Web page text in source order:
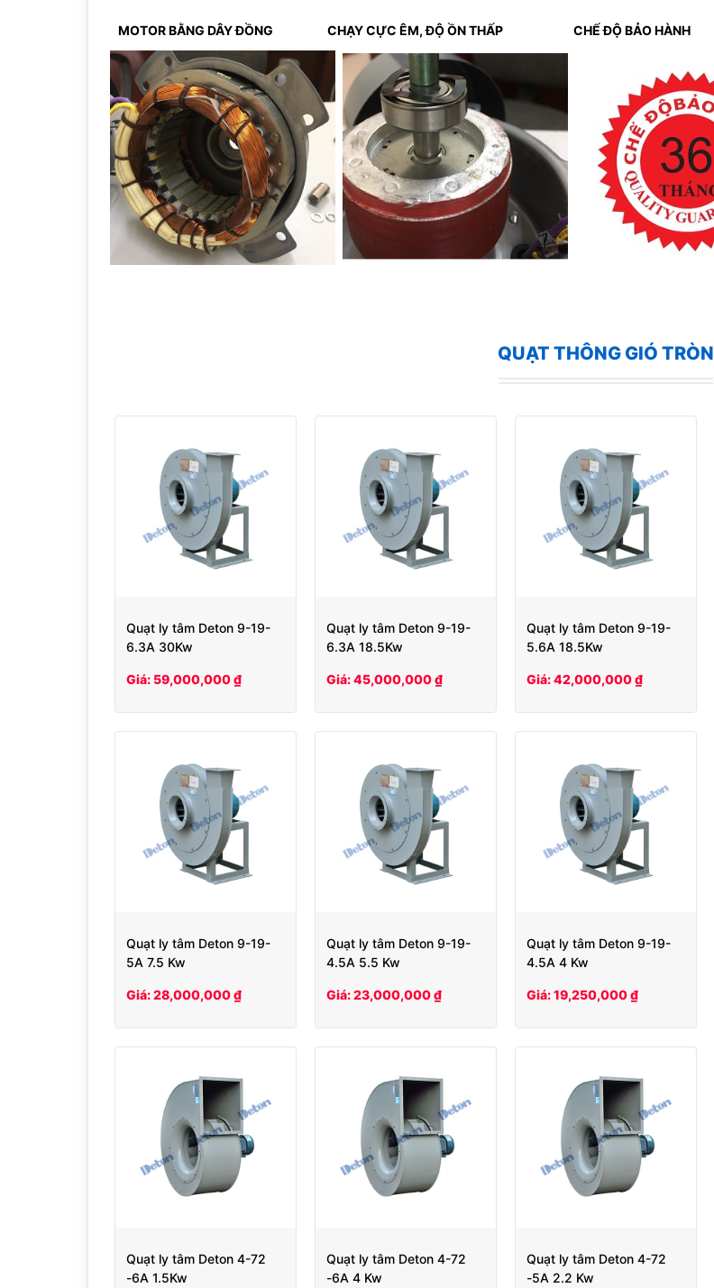
MOTOR BẰNG DÂY ĐỒNG CHẠY CỰC ÊM, ĐỘ ỒN THẤP CHẾ ĐỘ BẢO HÀNH
QUẠT THÔNG GIÓ TRÒN
Quạt ly tâm Deton 9-19-
6.3A 30Kw
Giá: 59,000,000 ₫
Quạt ly tâm Deton 9-19-
6.3A 18.5Kw
Giá: 45,000,000 ₫
Quạt ly tâm Deton 9-19-
5.6A 18.5Kw
Giá: 42,000,000 ₫
Quạt ly tâm Deton 9-19-
5A 7.5 Kw
Giá: 28,000,000 ₫
Quạt ly tâm Deton 9-19-
4.5A 5.5 Kw
Giá: 23,000,000 ₫
Quạt ly tâm Deton 9-19-
4.5A 4 Kw
Giá: 19,250,000 ₫
Quạt ly tâm Deton 4-72
-6A 1.5Kw
Quạt ly tâm Deton 4-72
-6A 4 Kw
Quạt ly tâm Deton 4-72
-5A 2.2 Kw